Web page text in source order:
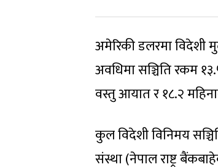
अमेरिकी डलरमा विदेशी
अवधिमा सञ्चिति रकम
वस्तु आयात र १८.२
कुल विदेशी विनिमय
संस्था (नेपाल राष्ट्र